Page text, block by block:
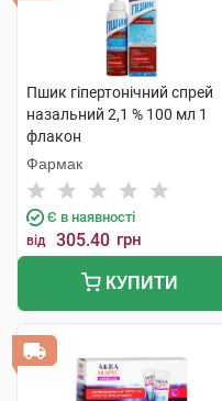
Пшик гіпертонічний спрей
назальний 2,1 % 100 мл 1
флакон
Фармак
Є в наявності
від 305.40 грн
КУПИТИ